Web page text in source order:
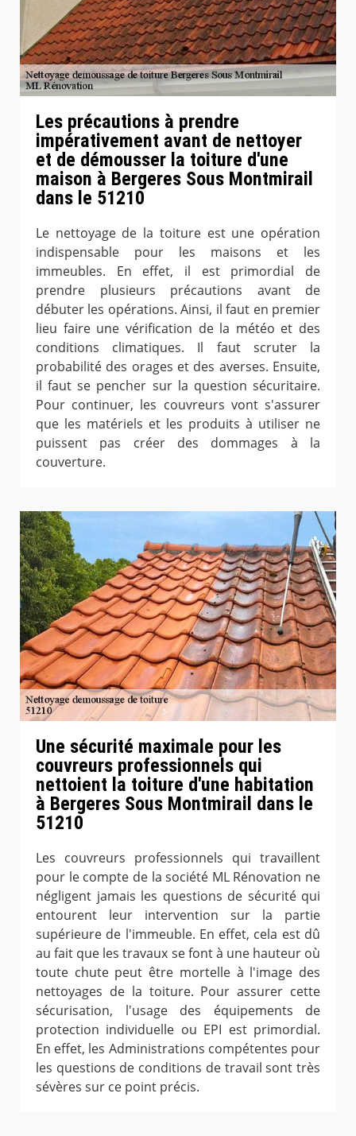
Les précautions à prendre
impérativement avant de nettoyer
et de démousser la toiture d'une
maison à Bergeres Sous Montmirail
dans le 51210
Le nettoyage de la toiture est une opération
indispensable pour les maisons et les
immeubles. En effet, il est primordial de
prendre plusieurs précautions avant de
débuter les opérations. Ainsi, il faut en premier
lieu faire une vérification de la météo et des
conditions climatiques. Il faut scruter la
probabilité des orages et des averses. Ensuite,
il faut se pencher sur la question sécuritaire.
Pour continuer, les couvreurs vont s'assurer
que les matériels et les produits à utiliser ne
puissent pas créer des dommages à la
couverture.
Une sécurité maximale pour les
couvreurs professionnels qui
nettoient la toiture d'une habitation
à Bergeres Sous Montmirail dans le
51210
Les couvreurs professionnels qui travaillent
pour le compte de la société ML Rénovation ne
négligent jamais les questions de sécurité qui
entourent leur intervention sur la partie
supérieure de l'immeuble. En effet, cela est dû
au fait que les travaux se font à une hauteur où
toute chute peut être mortelle à l'image des
nettoyages de la toiture. Pour assurer cette
sécurisation, l'usage des équipements de
protection individuelle ou EPI est primordial.
En effet, les Administrations compétentes pour
les questions de conditions de travail sont très
sévères sur ce point précis.